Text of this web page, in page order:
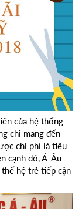
của hệ thống
chỉ mang đến
chi phí là tiêu
cạnh đó, Á-Âu
hệ trẻ tiếp cận